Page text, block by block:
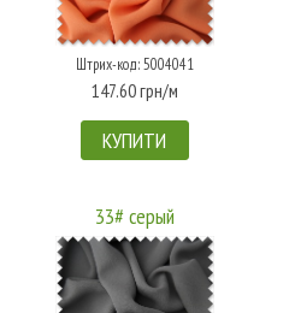
Штрих-код: 5004041
147.60 грн/м
КУПИТИ
33# серый